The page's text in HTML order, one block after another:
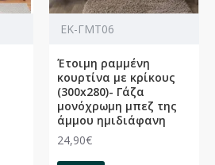
ΕΚ-ΓΜΤ06
Έτοιμη ραμμένη
κουρτίνα με κρίκους
(300x280)- Γάζα
μονόχρωμη μπεζ της
άμμου ημιδιάφανη
24,90€